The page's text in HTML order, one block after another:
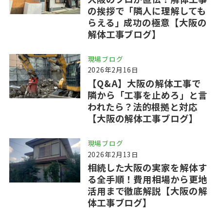
の挨拶で「隣人に理解しても
らえる」成功の極意【大阪の
解体工事ブログ】
現場ブログ
2026年2月16日
【Q&A】大阪の解体工事で
隣から「工事を止めろ」と言
われたら？法的根拠と対応
【大阪の解体工事ブログ】
現場ブログ
2026年2月13日
相続した大阪の実家を解体す
る全手順！費用相場から更地
活用まで徹底解説【大阪の解
体工事ブログ】